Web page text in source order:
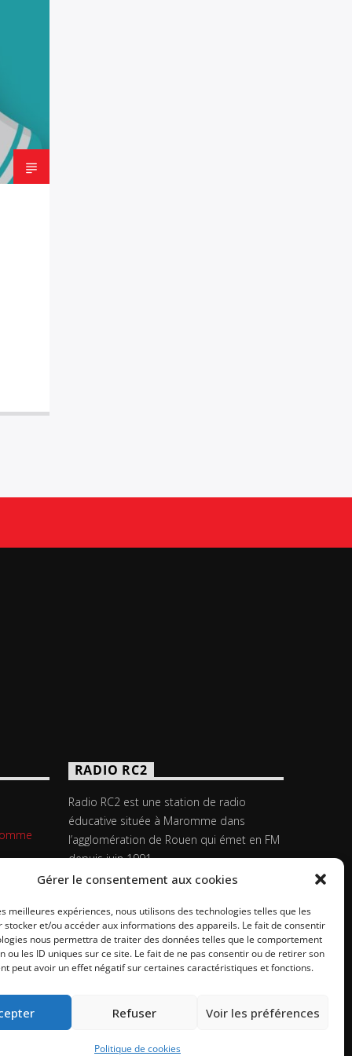
Gérer le consentement aux cookies
meilleures expériences, nous utilisons des technologies telles que les
stocker et/ou accéder aux informations des appareils. Le fait de consentir
nous permettra de traiter des données telles que le comportement
ou les ID uniques sur ce site. Le fait de ne pas consentir ou de retirer son
peut avoir un effet négatif sur certaines caractéristiques et fonctions.
Refuser Voir les préférences
Politique de cookies
RADIO RC2
Radio RC2 est une station de radio
éducative située à Maromme dans
l’agglomération de Rouen qui émet en FM
depuis juin 1991.